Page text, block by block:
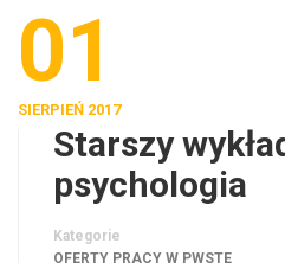
01
SIERPIEŃ 2017
Starszy
psychologia
Kategorie
OFERTY PRACY W PWSTE